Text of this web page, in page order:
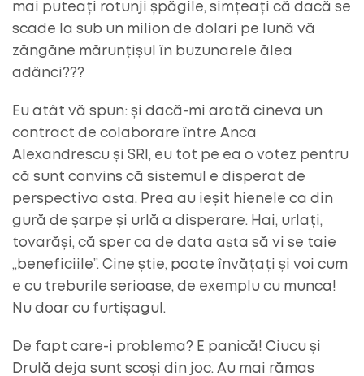
mai puteați rotunji șpăgile, simțeați că dacă se
scade la sub un milion de dolari pe lună vă
zăngăne mărunțișul în buzunarele ălea
adânci???
Eu atât vă spun: și dacă-mi arată cineva un
contract de colaborare între Anca
Alexandrescu și SRI, eu tot pe ea o votez pentru
că sunt convins că sistemul e disperat de
perspectiva asta. Prea au ieșit hienele ca din
gură de șarpe și urlă a disperare. Hai, urlați,
tovarăși, că sper ca de data asta să vi se taie
„beneficiile”. Cine știe, poate învățați și voi cum
e cu treburile serioase, de exemplu cu munca!
Nu doar cu furtișagul.
De fapt care-i problema? E panică! Ciucu și
Drulă deja sunt scoși din joc. Au mai rămas